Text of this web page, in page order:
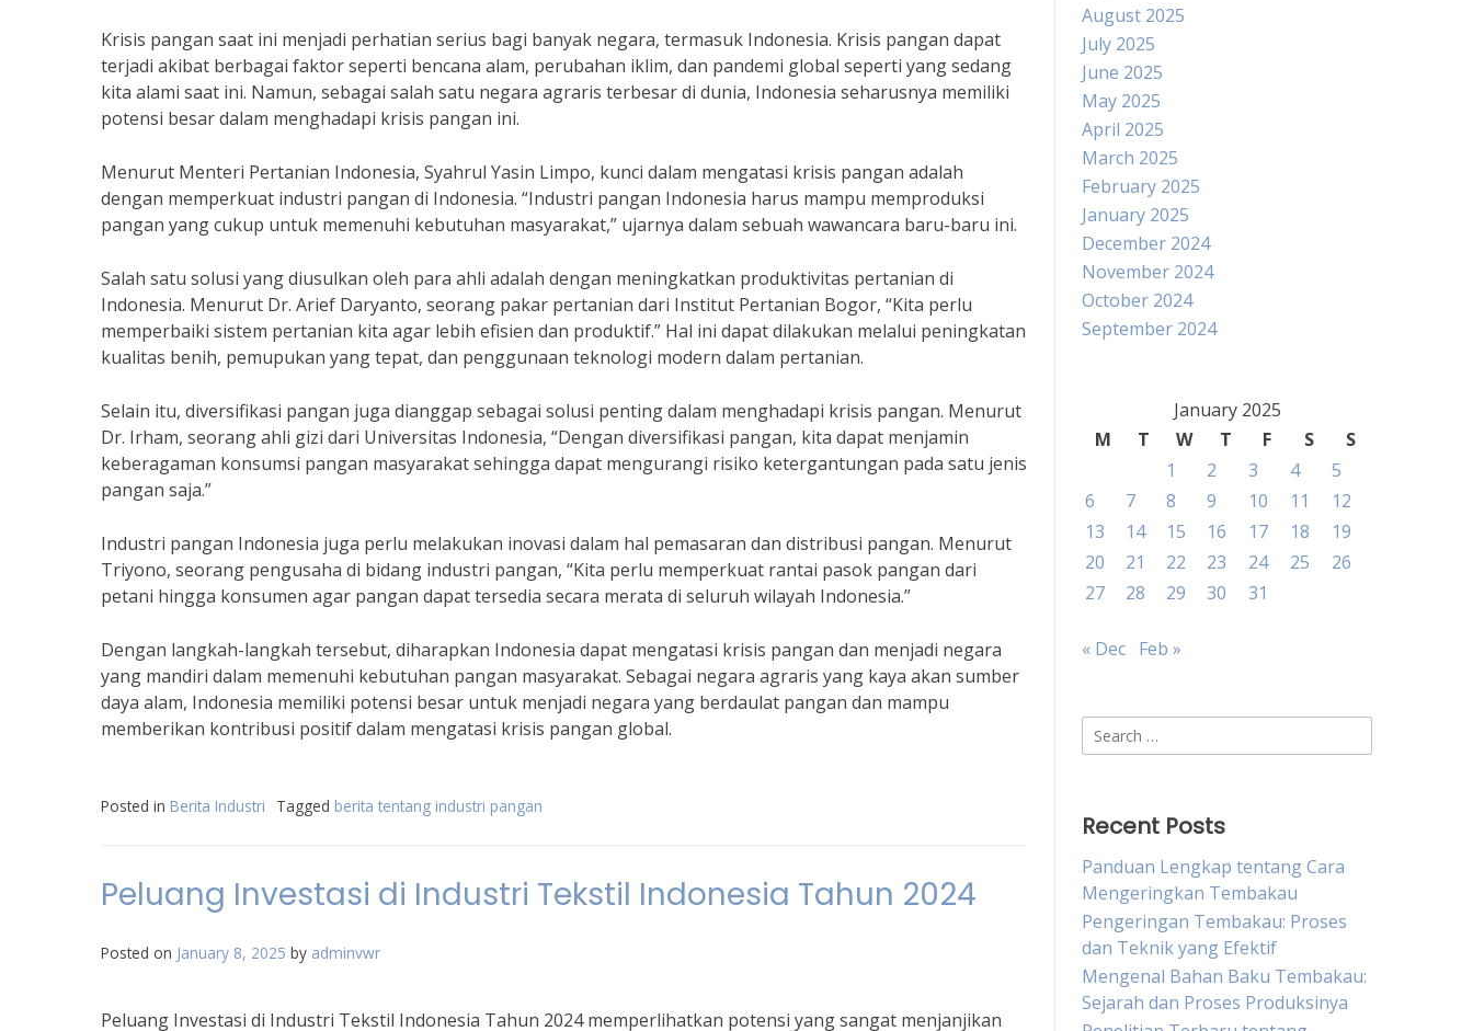
Krisis pangan saat ini menjadi perhatian serius bagi banyak negara, termasuk Indonesia. Krisis pangan dapat
terjadi akibat berbagai faktor seperti bencana alam, perubahan iklim, dan pandemi global seperti yang sedang
kita alami saat ini. Namun, sebagai salah satu negara agraris terbesar di dunia, Indonesia seharusnya memiliki
potensi besar dalam menghadapi krisis pangan ini.
Menurut Menteri Pertanian Indonesia, Syahrul Yasin Limpo, kunci dalam mengatasi krisis pangan adalah
dengan memperkuat industri pangan di Indonesia. “Industri pangan Indonesia harus mampu memproduksi
pangan yang cukup untuk memenuhi kebutuhan masyarakat,” ujarnya dalam sebuah wawancara baru-baru ini.
Salah satu solusi yang diusulkan oleh para ahli adalah dengan meningkatkan produktivitas pertanian di
Indonesia. Menurut Dr. Arief Daryanto, seorang pakar pertanian dari Institut Pertanian Bogor, “Kita perlu
memperbaiki sistem pertanian kita agar lebih efisien dan produktif.” Hal ini dapat dilakukan melalui peningkatan
kualitas benih, pemupukan yang tepat, dan penggunaan teknologi modern dalam pertanian.
Selain itu, diversifikasi pangan juga dianggap sebagai solusi penting dalam menghadapi krisis pangan. Menurut
Dr. Irham, seorang ahli gizi dari Universitas Indonesia, “Dengan diversifikasi pangan, kita dapat menjamin
keberagaman konsumsi pangan masyarakat sehingga dapat mengurangi risiko ketergantungan pada satu jenis
pangan saja.”
Industri pangan Indonesia juga perlu melakukan inovasi dalam hal pemasaran dan distribusi pangan. Menurut
Triyono, seorang pengusaha di bidang industri pangan, “Kita perlu memperkuat rantai pasok pangan dari
petani hingga konsumen agar pangan dapat tersedia secara merata di seluruh wilayah Indonesia.”
Dengan langkah-langkah tersebut, diharapkan Indonesia dapat mengatasi krisis pangan dan menjadi negara
yang mandiri dalam memenuhi kebutuhan pangan masyarakat. Sebagai negara agraris yang kaya akan sumber
daya alam, Indonesia memiliki potensi besar untuk menjadi negara yang berdaulat pangan dan mampu
memberikan kontribusi positif dalam mengatasi krisis pangan global.
Posted in Berita Industri Tagged berita tentang industri pangan
Peluang Investasi di Industri Tekstil Indonesia Tahun 2024
Posted on January 8, 2025 by adminvwr
Peluang Investasi di Industri Tekstil Indonesia Tahun 2024 memperlihatkan potensi yang sangat menjanjikan
August 2025
July 2025
June 2025
May 2025
April 2025
March 2025
February 2025
January 2025
December 2024
November 2024
October 2024
September 2024
January 2025
M
T W T F S
S
1
2 3 4
5
6
7 8 9 10 11
12
13
14 15 16 17 18
19
20
21 22 23 24 25
26
27
28 29 30 31
« Dec Feb »
Search
for:
Recent Posts
Panduan Lengkap tentang Cara
Mengeringkan Tembakau
Pengeringan Tembakau: Proses
dan Teknik yang Efektif
Mengenal Bahan Baku Tembakau:
Sejarah dan Proses Produksinya